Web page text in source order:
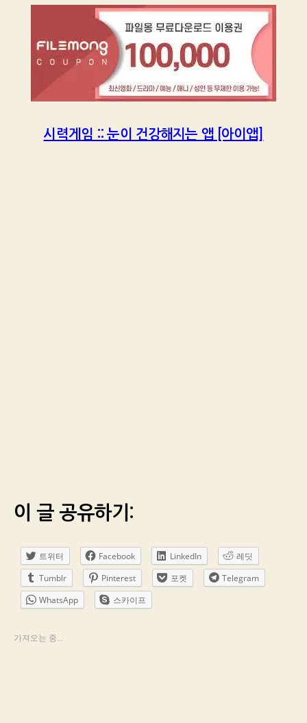
시력게임 :: 눈이 건강해지는 앱 [아이앱]
이 글 공유하기:
트위터 Facebook LinkedIn
레딧
Tumblr
Pinterest 포켓
Telegram
WhatsApp
스카이프
가져오는 중...